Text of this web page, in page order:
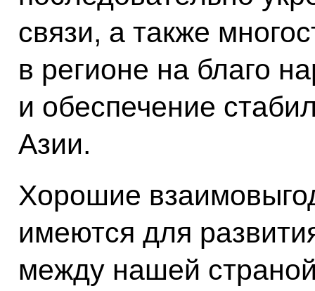
связи, а также
в регионе на благо
и обеспечение
Азии.
Хорошие
имеются для
между нашей